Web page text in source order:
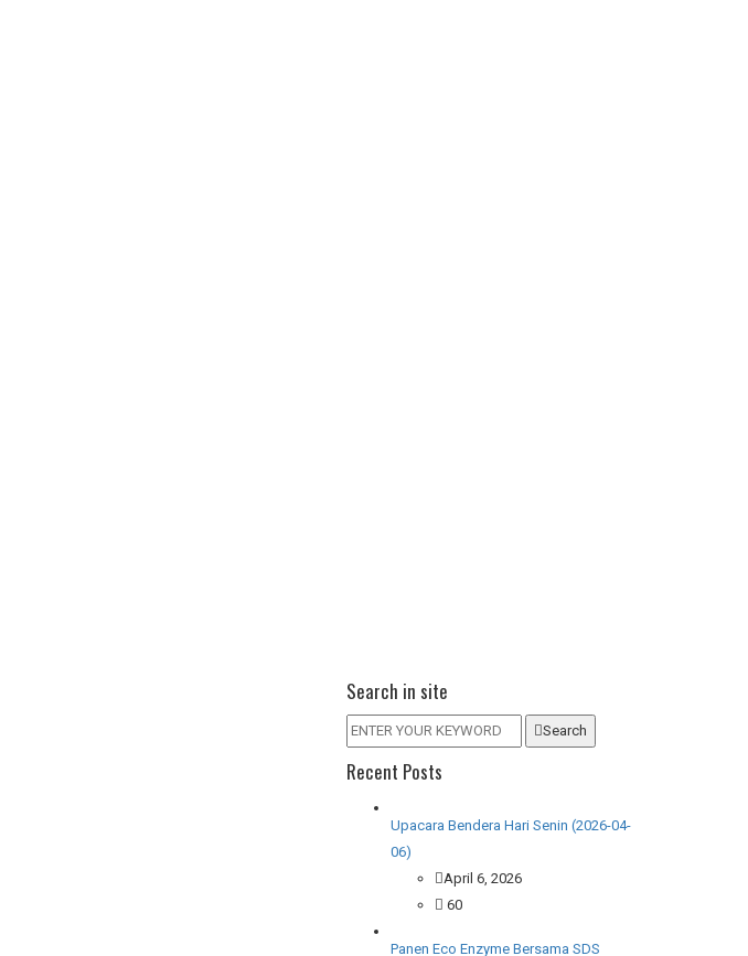
Search in site
Search
Recent Posts
Upacara Bendera Hari Senin (2026-04-
06)
April 6, 2026
60
Panen Eco Enzyme Bersama SDS